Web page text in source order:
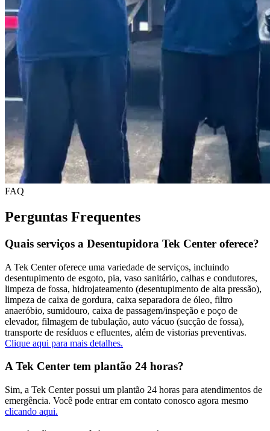
FAQ
Perguntas Frequentes
Quais serviços a Desentupidora Tek Center oferece?
A Tek Center oferece uma variedade de serviços, incluindo
desentupimento de esgoto, pia, vaso sanitário, calhas e condutores,
limpeza de fossa, hidrojateamento (desentupimento de alta pressão),
limpeza de caixa de gordura, caixa separadora de óleo, filtro
anaeróbio, sumidouro, caixa de passagem/inspeção e poço de
elevador, filmagem de tubulação, auto vácuo (sucção de fossa),
transporte de resíduos e efluentes, além de vistorias preventivas.
Clique aqui para mais detalhes.
A Tek Center tem plantão 24 horas?
Sim, a Tek Center possui um plantão 24 horas para atendimentos de
emergência. Você pode entrar em contato conosco agora mesmo
clicando aqui.